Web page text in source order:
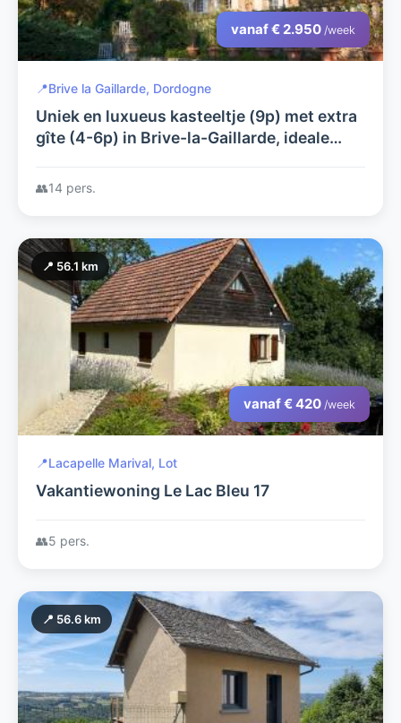
vanaf € 2.950 /week
📍Brive la Gaillarde, Dordogne
Uniek en luxueus kasteeltje (9p) met extra
gîte (4-6p) in Brive-la-Gaillarde, ideale
ontdekken.
👥14 pers.
📍 56.1 km
vanaf € 420 /week
📍Lacapelle Marival, Lot
Vakantiewoning Le Lac Bleu 17
👥5 pers.
📍 56.6 km